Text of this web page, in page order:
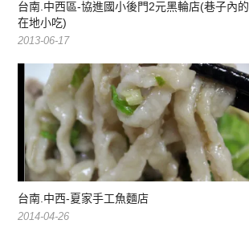
台南.中西區-協進國小後門2元黑輪店(巷子內的
在地小吃)
2013-06-17
台南.中西-夏家手工魚麵店
2014-04-26